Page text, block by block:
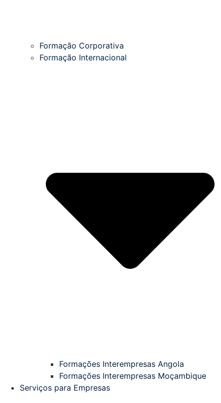
Formação Corporativa
Formação Internacional
Formações Interempresas Angola
Formações Interempresas Moçambique
Serviços para Empresas